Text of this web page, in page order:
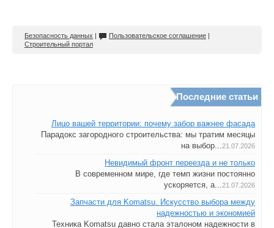
Безопасность данных | Пользовательское соглашение |
Строительный портал
Последние статьи
Лицо вашей территории: почему забор важнее фасада
Парадокс загородного строительства: мы тратим месяцы
на выбор...21.07.2026
Невидимый фронт переезда и не только
В современном мире, где темп жизни постоянно
ускоряется, а...21.07.2026
Запчасти для Komatsu. Искусство выбора между
надежностью и экономией
Техника Komatsu давно стала эталоном надежности в